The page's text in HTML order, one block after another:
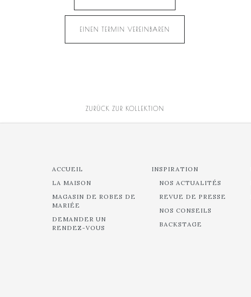
EINEN TERMIN VEREINBAREN
ZURÜCK ZUR KOLLEKTION
ACCUEIL
LA MAISON
MAGASIN DE ROBES DE
MARIÉE
DEMANDER UN
RENDEZ-VOUS
INSPIRATION
NOS ACTUALITÉS
REVUE DE PRESSE
NOS CONSEILS
BACKSTAGE